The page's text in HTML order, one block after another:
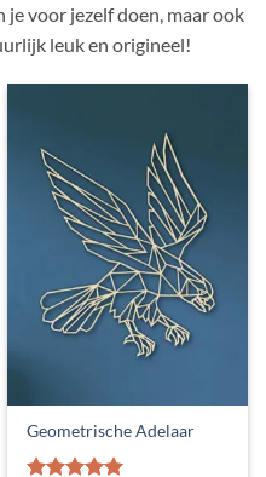
je voor jezelf doen, maar ook
leuk en origineel!
Geometrische Adelaar